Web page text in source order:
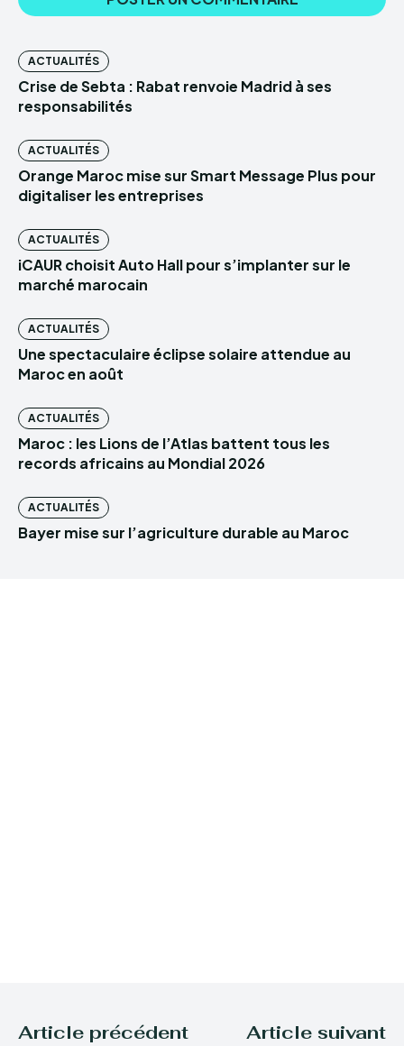
ACTUALITÉS
Crise de Sebta : Rabat renvoie Madrid à ses
responsabilités
ACTUALITÉS
Orange Maroc mise sur Smart Message Plus pour
digitaliser les entreprises
ACTUALITÉS
iCAUR choisit Auto Hall pour s’implanter sur le
marché marocain
ACTUALITÉS
Une spectaculaire éclipse solaire attendue au
Maroc en août
ACTUALITÉS
Maroc : les Lions de l’Atlas battent tous les
records africains au Mondial 2026
ACTUALITÉS
Bayer mise sur l’agriculture durable au Maroc
Article précédent Article suivant